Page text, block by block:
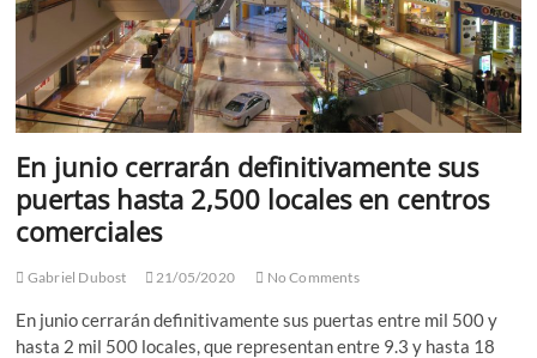
En junio cerrarán definitivamente sus
puertas hasta 2,500 locales en centros
comerciales
Gabriel Dubost 21/05/2020 No Comments
En junio cerrarán definitivamente sus puertas entre mil 500 y
hasta 2 mil 500 locales, que representan entre 9.3 y hasta 18